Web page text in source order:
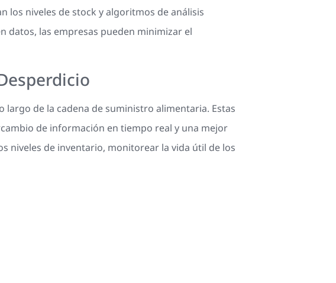
los niveles de stock y algoritmos de análisis
datos, las empresas pueden minimizar el
de la cadena de suministro alimentaria. Estas
de información en tiempo real y una mejor
niveles de inventario, monitorear la vida útil de los